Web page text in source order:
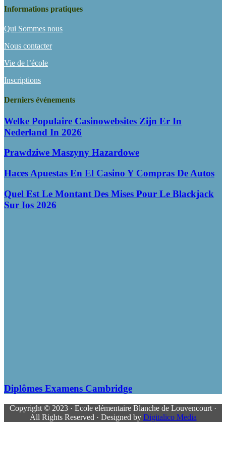
Informations pratiques
Qui Sommes nous
Nous contacter
Vie de l’école
Inscriptions
Derniers événements
Welke Populaire Casinowebsites Zijn Er In
Nederland In 2026
Prawdziwe Maszyny Hazardowe
Haces Apuestas En El Casino Y Compras De Autos
Quel Est Le Montant Des Mises Pour Le Blackjack
Sur Ios 2026
Diplômes Examens Cambridge
Copyright © 2023 · Ecole elémentaire Blanche de Louvencourt ·
All Rights Reserved · Designed by Digitalico Media